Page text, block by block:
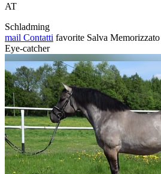
AT
Schladming
mail Contatti favorite Salva Memorizzato
Eye-catcher